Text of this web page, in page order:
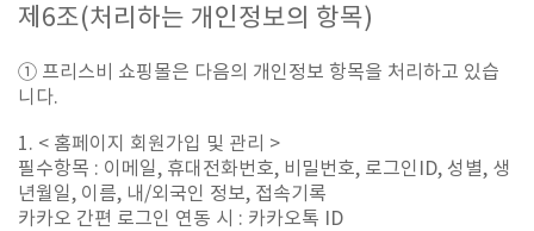
제 6조(처리하는 개인정보의 항목)
① 프리스비 쇼핑몰은 다음의 개인정보 항목을 처리하고 있습
니다.
1. < 홈페이지 회원가입 및 관리 >
필수항목 : 이메일, 휴대전화번호, 비밀번호, 로그인ID, 성별, 생
년월일, 이름, 내/외국인 정보, 접속기록
카카오 간편 로그인 연동 시 : 카카오톡 ID